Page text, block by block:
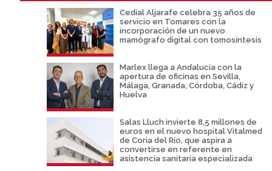
Cedial Aljarafe celebra 35 años de
servicio en Tomares con la
incorporación de un nuevo
mamógrafo digital con tomosíntesis
Marlex llega a Andalucía con la
apertura de oficinas en Sevilla,
Málaga, Granada, Córdoba, Cádiz y
Huelva
Salas Lluch invierte 8,5 millones de
euros en el nuevo hospital Vitalmed
de Coria del Río, que aspira a
convertirse en referente en
asistencia sanitaria especializada